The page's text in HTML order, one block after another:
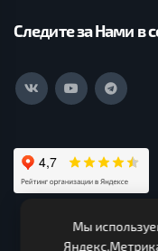
Следите за Нами в
ООО Нагорская
Мы